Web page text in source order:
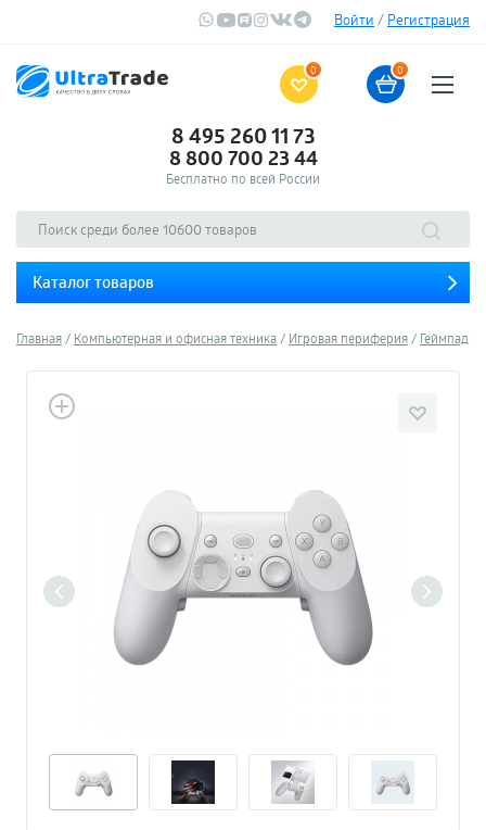
Войти / Регистрация
0 0
8 495 260 11 73
8 800 700 23 44
Бесплатно по всей России
Каталог товаров
Главная Компьютерная и офисная техника Игровая периферия Геймпады